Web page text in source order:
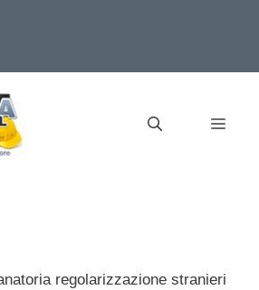
regolarizzazione stranieri